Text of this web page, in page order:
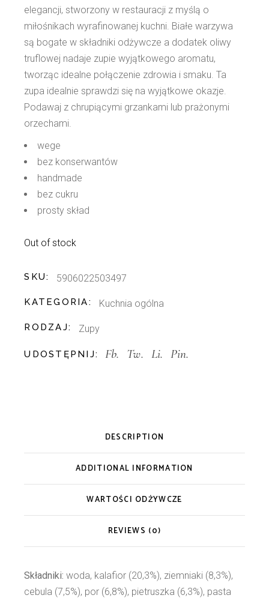
elegancji, stworzony w restauracji z myślą o
miłośnikach wyrafinowanej kuchni. Białe warzywa
są bogate w składniki odżywcze a dodatek oliwy
truflowej nadaje zupie wyjątkowego aromatu,
tworząc idealne połączenie zdrowia i smaku. Ta
zupa idealnie sprawdzi się na wyjątkowe okazje.
Podawaj z chrupiącymi grzankami lub prażonymi
orzechami.
wege
bez konserwantów
handmade
bez cukru
prosty skład
Out of stock
SKU: 5906022503497
KATEGORIA: Kuchnia ogólna
RODZAJ: Zupy
UDOSTĘPNIJ: Fb. Tw. Li. Pin.
DESCRIPTION
ADDITIONAL INFORMATION
WARTOŚCI ODŻYWCZE
REVIEWS (0)
Składniki: woda, kalafior (20,3%), ziemniaki (8,3%),
cebula (7,5%), por (6,8%), pietruszka (6,3%), pasta